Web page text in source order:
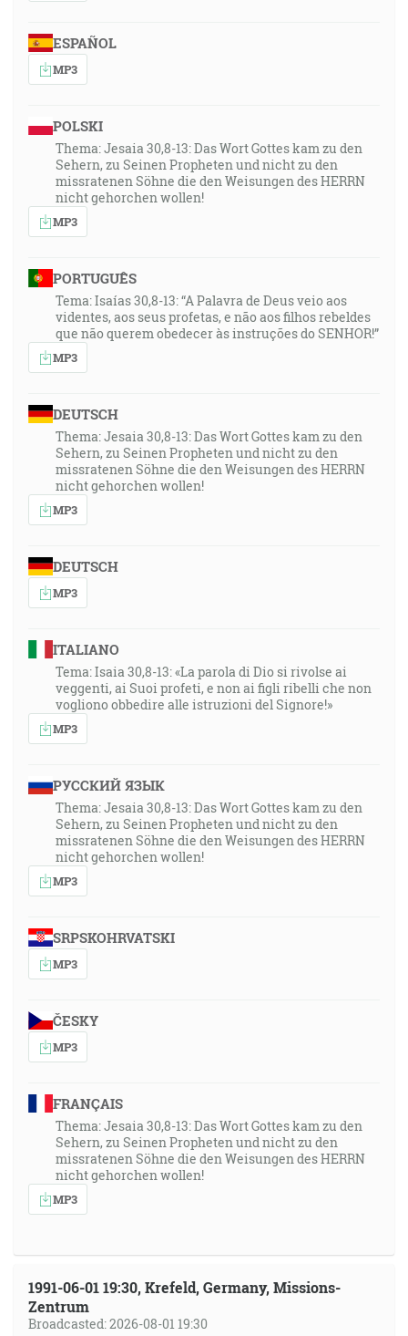
ESPAÑOL
MP3
POLSKI
Thema: Jesaia 30,8-13: Das Wort Gottes kam zu den
Sehern, zu Seinen Propheten und nicht zu den
missratenen Söhne die den Weisungen des HERRN
nicht gehorchen wollen!
MP3
PORTUGUÊS
Tema: Isaías 30,8-13: “A Palavra de Deus veio aos
videntes, aos seus profetas, e não aos filhos rebeldes
que não querem obedecer às instruções do SENHOR!”
MP3
DEUTSCH
Thema: Jesaia 30,8-13: Das Wort Gottes kam zu den
Sehern, zu Seinen Propheten und nicht zu den
missratenen Söhne die den Weisungen des HERRN
nicht gehorchen wollen!
MP3
DEUTSCH
MP3
ITALIANO
Tema: Isaia 30,8-13: «La parola di Dio si rivolse ai
veggenti, ai Suoi profeti, e non ai figli ribelli che non
vogliono obbedire alle istruzioni del Signore!»
MP3
РУССКИЙ ЯЗЫК
Thema: Jesaia 30,8-13: Das Wort Gottes kam zu den
Sehern, zu Seinen Propheten und nicht zu den
missratenen Söhne die den Weisungen des HERRN
nicht gehorchen wollen!
MP3
SRPSKOHRVATSKI
MP3
ČESKY
MP3
FRANÇAIS
Thema: Jesaia 30,8-13: Das Wort Gottes kam zu den
Sehern, zu Seinen Propheten und nicht zu den
missratenen Söhne die den Weisungen des HERRN
nicht gehorchen wollen!
MP3
1991-06-01 19:30, Krefeld, Germany, Missions-
Zentrum
Broadcasted: 2026-08-01 19:30